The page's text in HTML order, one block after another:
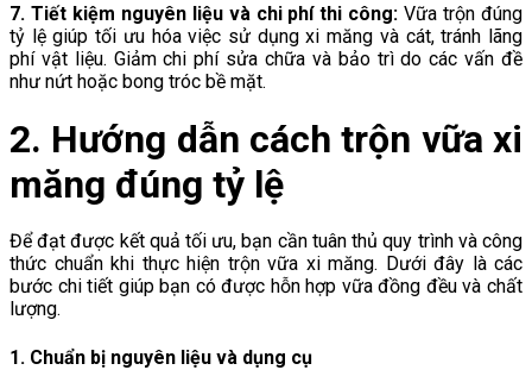
7. Tiết kiệm nguyên liệu và chi phí thi công: Vữa trộn đúng
tỷ lệ giúp tối ưu hóa việc sử dụng xi măng và cát, tránh lãng
phí vật liệu. Giảm chi phí sửa chữa và bảo trì do các vấn đề
như nứt hoặc bong tróc bề mặt.
2. Hướng dẫn cách trộn vữa xi
măng đúng tỷ lệ
Để đạt được kết quả tối ưu, bạn cần tuân thủ quy trình và công
thức chuẩn khi thực hiện trộn vữa xi măng. Dưới đây là các
bước chi tiết giúp bạn có được hỗn hợp vữa đồng đều và chất
lượng.
1. Chuẩn bị nguyên liệu và dụng cụ